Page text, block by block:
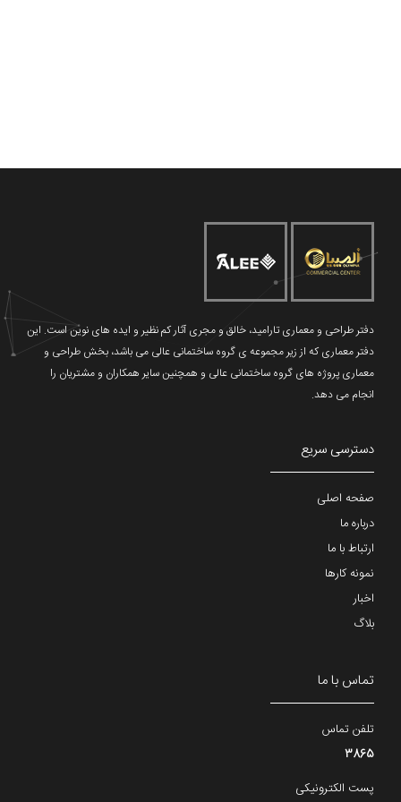
دفتر طراحی و معماری تارامید، خالق و مجری آثار کم نظیر و ایده های نوین است. این
دفتر معماری که از زیر مجموعه ی گروه ساختمانی عالی می باشد، بخش طراحی و
معماری پروژه های گروه ساختمانی عالی و همچنین سایر همکاران و مشتریان را
انجام می دهد.
دسترسی سریع
صفحه اصلی
درباره ما
ارتباط با ما
نمونه کارها
اخبار
بلاگ
تماس با ما
تلفن تماس
3865
پست الکترونیکی